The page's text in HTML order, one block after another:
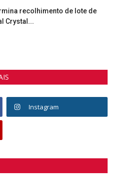
recolhimento de lote de
Crystal...
Instagram